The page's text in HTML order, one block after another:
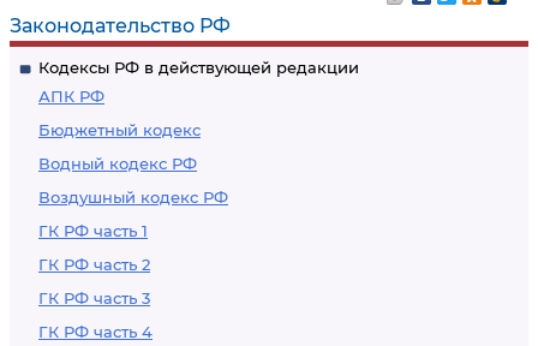
Законодательство РФ
Кодексы РФ в действующей редакции
АПК РФ
Бюджетный кодекс
Водный кодекс РФ
Воздушный кодекс РФ
ГК РФ часть 1
ГК РФ часть 2
ГК РФ часть 3
ГК РФ часть 4